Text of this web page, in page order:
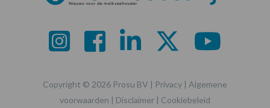
Copyright © 2026 Prosu BV | Privacy | Algemene
voorwaarden | Disclaimer | Cookiebeleid